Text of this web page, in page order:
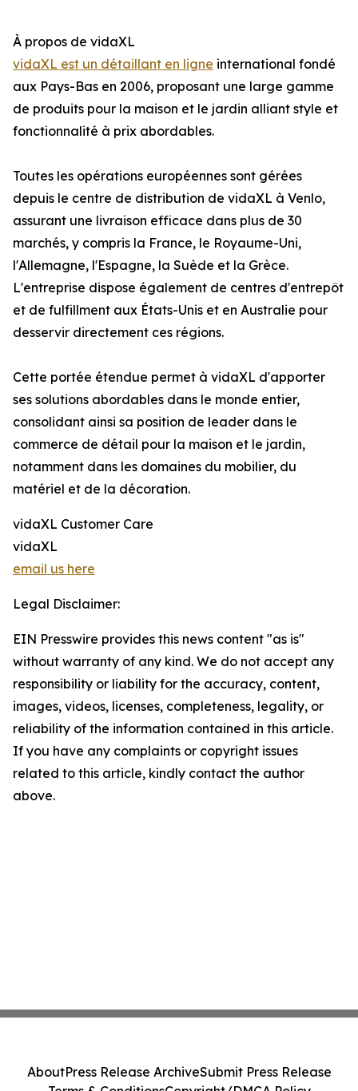
À propos de vidaXL
vidaXL est un détaillant en ligne international fondé
aux Pays-Bas en 2006, proposant une large gamme
de produits pour la maison et le jardin alliant style et
fonctionnalité à prix abordables.
Toutes les opérations européennes sont gérées
depuis le centre de distribution de vidaXL à Venlo,
assurant une livraison efficace dans plus de 30
marchés, y compris la France, le Royaume-Uni,
l'Allemagne, l'Espagne, la Suède et la Grèce.
L'entreprise dispose également de centres d'entrepôt
et de fulfillment aux États-Unis et en Australie pour
desservir directement ces régions.
Cette portée étendue permet à vidaXL d'apporter
ses solutions abordables dans le monde entier,
consolidant ainsi sa position de leader dans le
commerce de détail pour la maison et le jardin,
notamment dans les domaines du mobilier, du
matériel et de la décoration.
vidaXL Customer Care
vidaXL
email us here
Legal Disclaimer:
EIN Presswire provides this news content "as is"
without warranty of any kind. We do not accept any
responsibility or liability for the accuracy, content,
images, videos, licenses, completeness, legality, or
reliability of the information contained in this article.
If you have any complaints or copyright issues
related to this article, kindly contact the author
above.
AboutPress Release ArchiveSubmit Press Release